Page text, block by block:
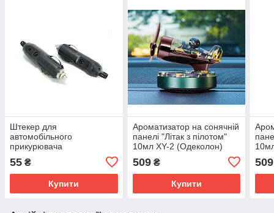
Штекер для
автомобільного
прикурювача
запобіжником ! індикатор
55 ₴
Купити
Ароматизатор на сонячній
панелі "Літак з пілотом"
10мл XY-2 (Одеколон)
509₴
Купити
509